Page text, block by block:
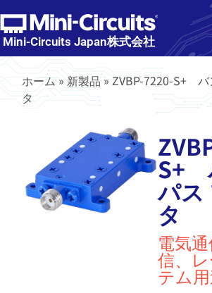
Mini-Circuits Japan株式会社
ホーム » 新製品»ZVBP-7220-S+ バ
タ
S+
パス
タ
電気
信、
テム